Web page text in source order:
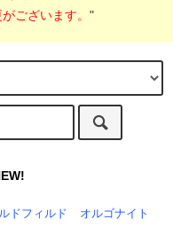
ございます。"
ドフィルド オルゴナイト